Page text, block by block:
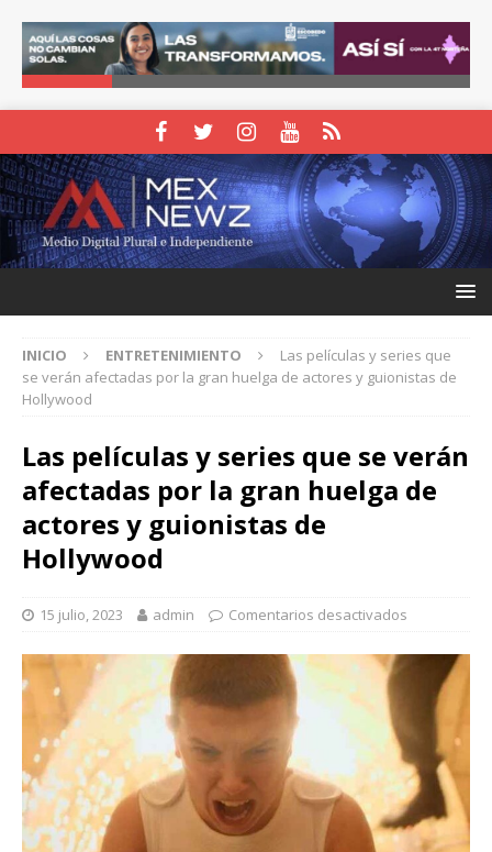
INICIO ENTRETENIMIENTO
Las películas y series que
se verán afectadas por la gran huelga de actores y guionistas de
Hollywood
Las películas y series que se verán
afectadas por la gran huelga de
actores y guionistas de
Hollywood
15 julio, 2023 admin Comentarios desactivados